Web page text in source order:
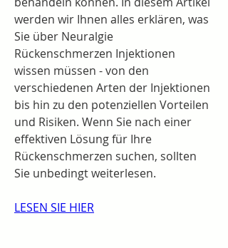
werden wir Ihnen alles erklären, was
Sie über Neuralgie
Rückenschmerzen Injektionen
wissen müssen - von den
verschiedenen Arten der Injektionen
bis hin zu den potenziellen Vorteilen
und Risiken. Wenn Sie nach einer
effektiven Lösung für Ihre
Rückenschmerzen suchen, sollten
Sie unbedingt weiterlesen.
LESEN SIE HIER